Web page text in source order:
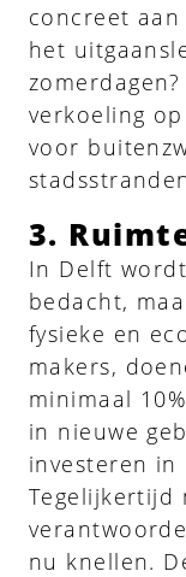
concreet aan
het
verkoeling
voor
3.
In Delft
bedacht,
fysieke en
makers,
minimaal
in nieuwe
investeren
Tegelijkertijd
nu knellen.